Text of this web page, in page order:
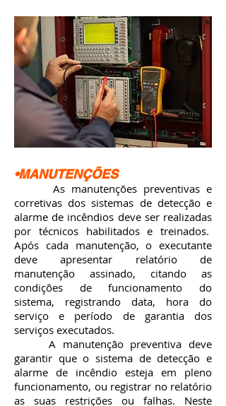
•MANUTENÇÕES
As manutenções preventivas e
corretivas dos sistemas de detecção e
alarme de incêndios deve ser realizadas
por técnicos habilitados e treinados.
Após cada manutenção, o executante
deve apresentar relatório de
manutenção assinado, citando as
condições de funcionamento do
sistema, registrando data, hora do
serviço e período de garantia dos
serviços executados.
A manutenção preventiva deve
garantir que o sistema de detecção e
alarme de incêndio esteja em pleno
funcionamento, ou registrar no relatório
as suas restrições ou falhas. Neste